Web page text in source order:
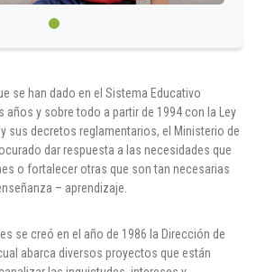
se han dado en el Sistema Educativo
y sobre todo a partir de 1994 con la Ley
sus decretos reglamentarios, el Ministerio de
dar respuesta a las necesidades que
o fortalecer otras que son tan necesarias
– aprendizaje.
se creó en el año de 1986 la Dirección de
abarca diversos proyectos que están
de Atención al Cliente
460 07 07
C 86-17
- Colombia - Suramérica